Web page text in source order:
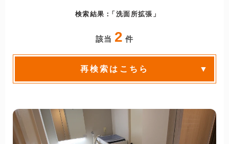
検索結果：洗面所拡張
該当 2 件
再検索はこちら